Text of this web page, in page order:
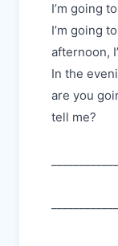
I’m going
I’m going
afternoon,
In the
are you
tell me?